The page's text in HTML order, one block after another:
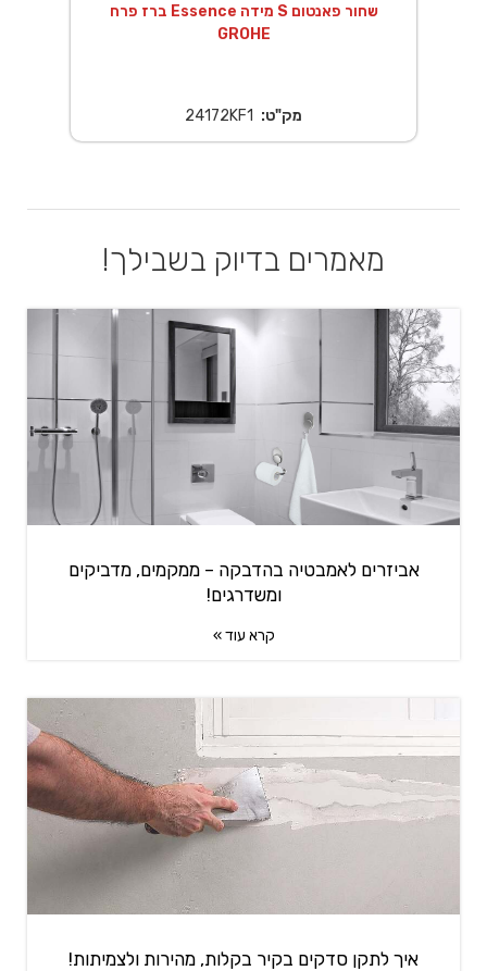
ברז פרח Essence מידה S שחור פאנטום
GROHE
מק"ט: 24172KF1
מאמרים בדיוק בשבילך!
אביזרים לאמבטיה בהדבקה – ממקמים, מדביקים
ומשדרגים!
קרא עוד »
איך לתקן סדקים בקיר בקלות, מהירות ולצמיתות!